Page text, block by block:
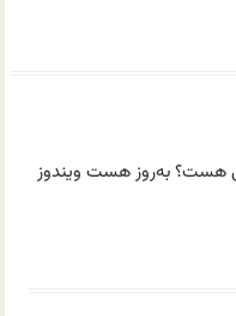
هست؟ به‌روز هست ویندوز